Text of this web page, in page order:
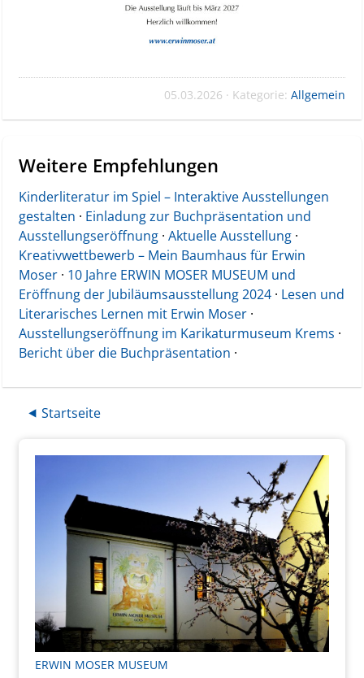
05.03.2026 · Kategorie: Allgemein
Weitere Empfehlungen
Kinderliteratur im Spiel – Interaktive Ausstellungen
gestalten · Einladung zur Buchpräsentation und
Ausstellungseröffnung · Aktuelle Ausstellung ·
Kreativwettbewerb – Mein Baumhaus für Erwin
Moser · 10 Jahre ERWIN MOSER MUSEUM und
Eröffnung der Jubiläumsausstellung 2024 · Lesen und
Literarisches Lernen mit Erwin Moser ·
Ausstellungseröffnung im Karikaturmuseum Krems ·
Bericht über die Buchpräsentation ·
⯇ Startseite
ERWIN MOSER MUSEUM